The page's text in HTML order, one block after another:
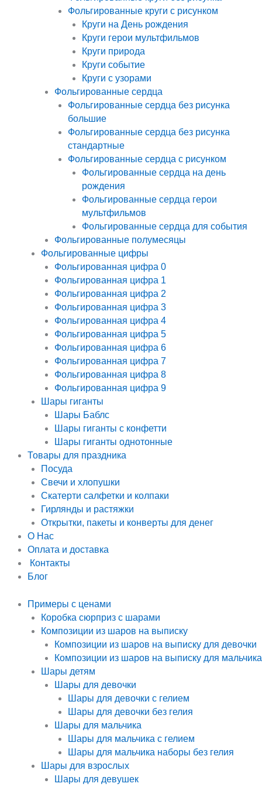
Фольгированные круги с рисунком
Круги на День рождения
Круги герои мультфильмов
Круги природа
Круги событие
Круги с узорами
Фольгированные сердца
Фольгированные сердца без рисунка
большие
Фольгированные сердца без рисунка
стандартные
Фольгированные сердца с рисунком
Фольгированные сердца на день
рождения
Фольгированные сердца герои
мультфильмов
Фольгированные сердца для события
Фольгированные полумесяцы
Фольгированные цифры
Фольгированная цифра 0
Фольгированная цифра 1
Фольгированная цифра 2
Фольгированная цифра 3
Фольгированная цифра 4
Фольгированная цифра 5
Фольгированная цифра 6
Фольгированная цифра 7
Фольгированная цифра 8
Фольгированная цифра 9
Шары гиганты
Шары Баблс
Шары гиганты с конфетти
Шары гиганты однотонные
Товары для праздника
Посуда
Свечи и хлопушки
Скатерти салфетки и колпаки
Гирлянды и растяжки
Открытки, пакеты и конверты для денег
О Нас
Оплата и доставка
Контакты
Блог
Примеры с ценами
Коробка сюрприз с шарами
Композиции из шаров на выписку
Композиции из шаров на выписку для девочки
Композиции из шаров на выписку для мальчика
Шары детям
Шары для девочки
Шары для девочки с гелием
Шары для девочки без гелия
Шары для мальчика
Шары для мальчика с гелием
Шары для мальчика наборы без гелия
Шары для взрослых
Шары для девушек